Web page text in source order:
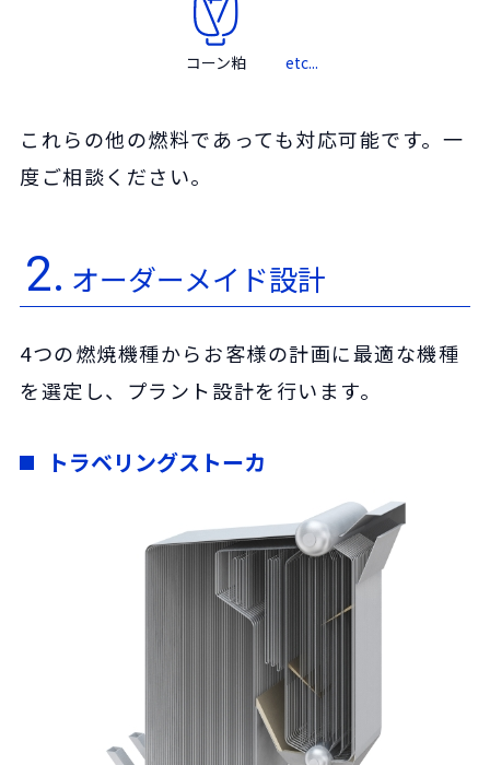
コーン粕 etc...
これらの他の燃料であっても対応可能です。一
度ご相談ください。
2. オーダーメイド設計
4つの燃焼機種からお客様の計画に最適な機種
を選定し、プラント設計を行います。
トラベリングストーカ